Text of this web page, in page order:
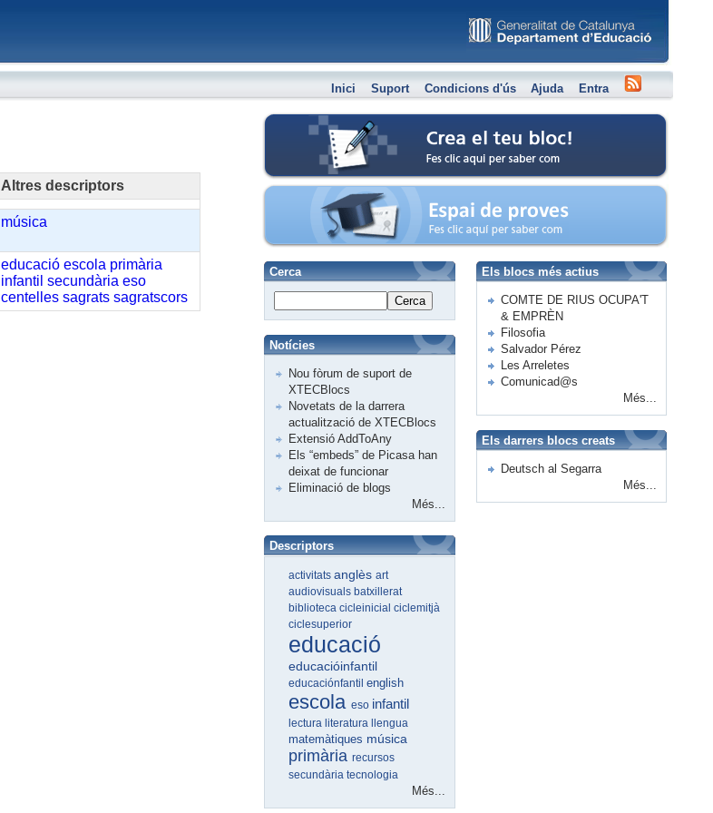
Inici Suport Condicions d'ús Ajuda Entra
Altres descriptors
música
educació escola primària
infantil secundària eso
centelles sagrats sagratscors
Crea el teu bloc
Espai de proves
Cerca
Cerca
Notícies
Nou fòrum de suport de
XTECBlocs
Novetats de la darrera
actualització de XTECBlocs
Extensió AddToAny
Els “embeds” de Picasa han
deixat de funcionar
Eliminació de blogs
Més...
Descriptors
activitatsanglèsart
audiovisualsbatxillerat
bibliotecacicleinicialciclemitjà
ciclesuperior
educació
educacióinfantil
educaciónfantilenglish
escolaeso infantil
lecturaliteraturallengua
matemàtiques música
primàriarecursos
secundàriatecnologia
Més...
Els blocs més actius
COMTE DE RIUS OCUPA'T
& EMPRÈN
Filosofia
Salvador Pérez
Les Arreletes
Comunicad@s
Més...
Els darrers blocs creats
Deutsch al Segarra
Més...